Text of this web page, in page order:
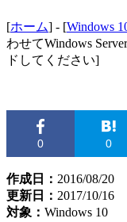
[ホーム] - [Windows
わせてWindows
ドしてください]
0 0
作成日： 2016/08/20
更新日： 2017/10/16
対象： Windows 10